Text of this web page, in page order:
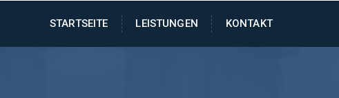
STARTSEITE LEISTUNGEN KONTAKT